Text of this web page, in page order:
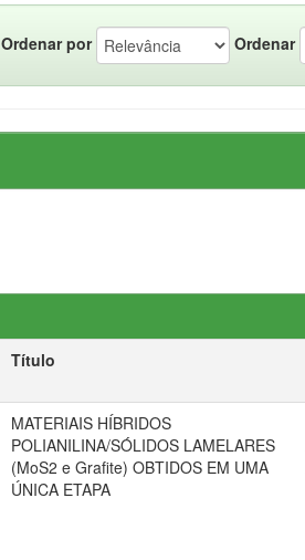
Ordenar por Ordenar
Título
MATERIAIS HÍBRIDOS
POLIANILINA/SÓLIDOS LAMELARES
(MoS2 e Grafite) OBTIDOS EM UMA
ÚNICA ETAPA